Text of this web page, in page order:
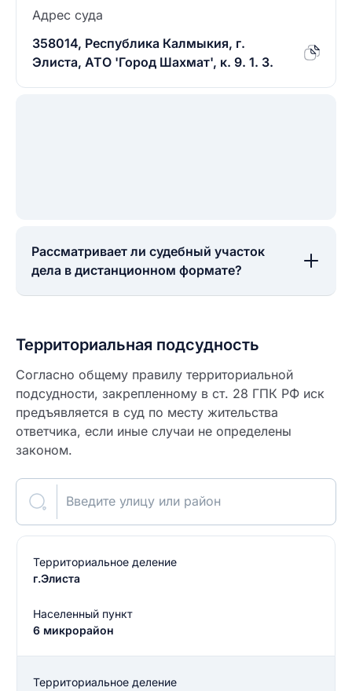
Адрес суда
358014, Республика Калмыкия, г.
Элиста, АТО 'Город Шахмат', к. 9. 1. 3.
Рассматривает ли судебный участок
дела в дистанционном формате?
Территориальная подсудность
Согласно общему правилу территориальной
подсудности, закрепленному в ст. 28 ГПК РФ иск
предъявляется в суд по месту жительства
ответчика, если иные случаи не определены
законом.
Введите улицу или район
Территориальное деление
г.Элиста
Населенный пункт
6 микрорайон
Территориальное деление